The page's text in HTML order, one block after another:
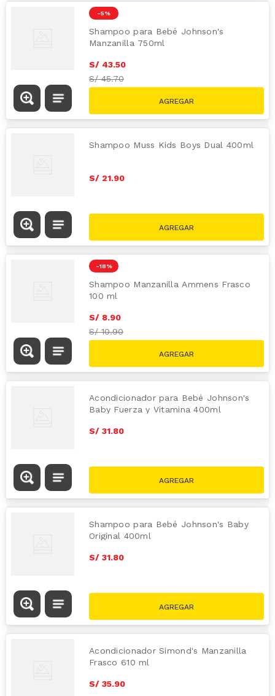
-5 %
Shampoo para Bebé Johnson's
Manzanilla 750ml
S/ 43.50
S/45.70
Shampoo Muss Kids Boys Dual 400ml
S/ 21.90
-18 %
Shampoo Manzanilla Ammens Frasco
100 ml
S/ 8.90
S/10.90
Acondicionador para Bebé Johnson's
Baby Fuerza y Vitamina 400ml
S/ 31.80
Shampoo para Bebé Johnson's Baby
Original 400ml
S/ 31.80
Acondicionador Simond's Manzanilla
Frasco 610 ml
S/ 35.90